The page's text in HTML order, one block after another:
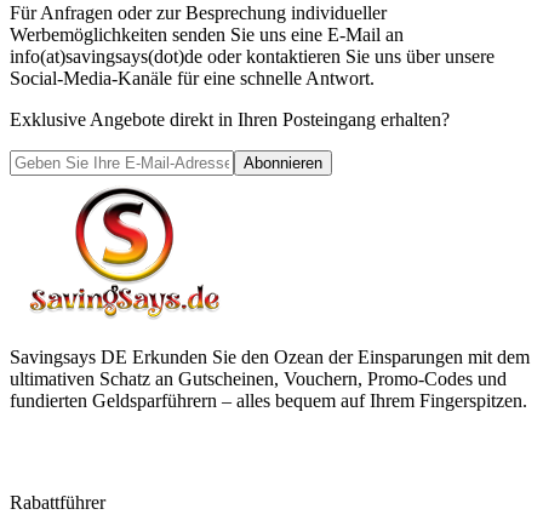
Für Anfragen oder zur Besprechung individueller
Werbemöglichkeiten senden Sie uns eine E-Mail an
info(at)savingsays(dot)de oder kontaktieren Sie uns über unsere
Social-Media-Kanäle für eine schnelle Antwort.
Exklusive Angebote direkt in Ihren Posteingang erhalten?
Abonnieren
Savingsays DE Erkunden Sie den Ozean der Einsparungen mit dem
ultimativen Schatz an Gutscheinen, Vouchern, Promo-Codes und
fundierten Geldsparführern – alles bequem auf Ihrem Fingerspitzen.
Rabattführer